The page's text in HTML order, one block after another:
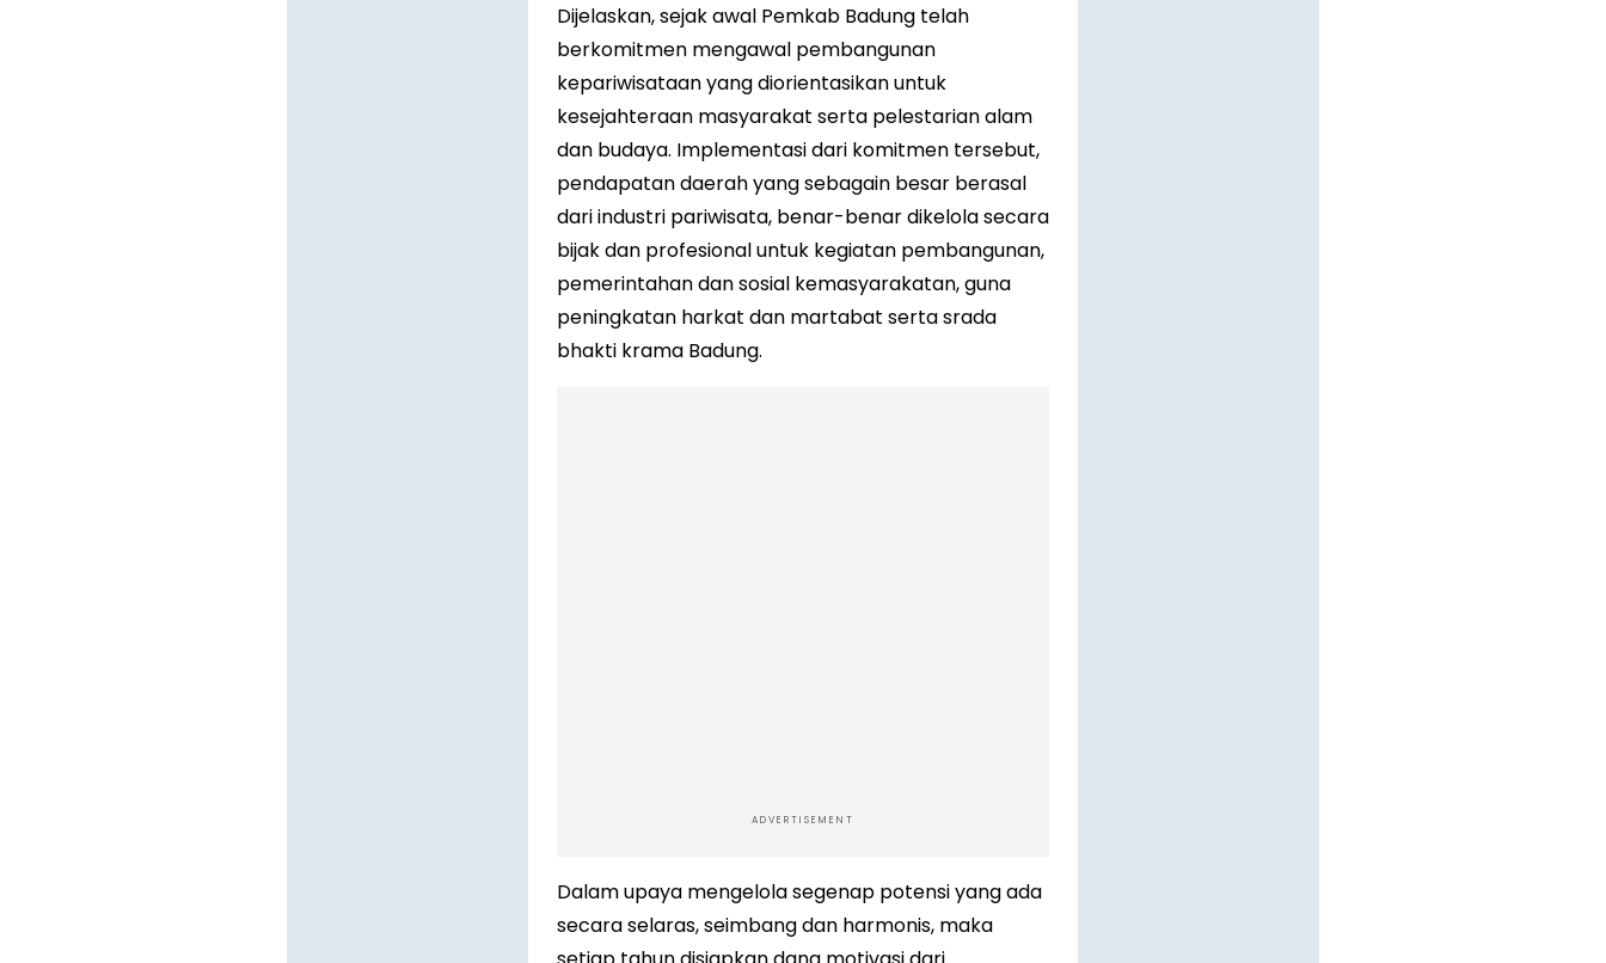
Dijelaskan, sejak awal Pemkab Badung telah
berkomitmen mengawal pembangunan
kepariwisataan yang diorientasikan untuk
kesejahteraan masyarakat serta pelestarian alam
dan budaya. Implementasi dari komitmen tersebut,
pendapatan daerah yang sebagain besar berasal
dari industri pariwisata, benar-benar dikelola secara
bijak dan profesional untuk kegiatan pembangunan,
pemerintahan dan sosial kemasyarakatan, guna
peningkatan harkat dan martabat serta srada
bhakti krama Badung.
ADVERTISEMENT
Dalam upaya mengelola segenap potensi yang ada
secara selaras, seimbang dan harmonis, maka